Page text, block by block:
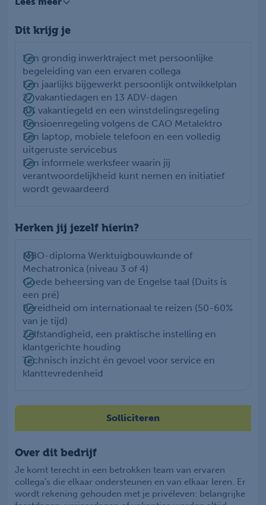
klant, je stemt werkzaamheden af, instrueert operators
aan. Ook analyseer je technische problemen en geef je
60%) is voor jou geen bezwaar — je ziet dit juist als kans
om jezelf te ontwikkelen en diverse culturen te leren
kennen.
Je werkt vanuit de uitvalsbasis in Heerde, maar bent
vooral internationaal actief. Je wordt onderdeel van een
team waarin samenwerking, kennisdeling en
vakmanschap centraal staan.
Dit krijg je
Een grondig inwerktraject met persoonlijke
begeleiding van een ervaren collega
Een jaarlijks bijgewerkt persoonlijk ontwikkelplan
27 vakantiedagen en 13 ADV-dagen
8% vakantiegeld en een winstdelingsregeling
Pensioenregeling volgens de CAO Metalektro
Een laptop, mobiele telefoon en een volledig
uitgeruste servicebus
Een informele werksfeer waarin jij
verantwoordelijkheid kunt nemen en initiatief
wordt gewaardeerd
Herken jij jezelf hierin?
MBO-diploma Werktuigbouwkunde of
Mechatronica (niveau 3 of 4)
Goede beheersing van de Engelse taal (Duits is
een pré)
Bereidheid om internationaal te reizen (50-60%
van je tijd)
Zelfstandigheid, een praktische instelling en
klantgerichte houding
Technisch inzicht én gevoel voor service en
klanttevredenheid
Solliciteren
Over dit bedrijf
Je komt terecht in een betrokken team van ervaren
collega’s die elkaar ondersteunen en van elkaar leren. Er
wordt rekening gehouden met je privéleven: belangrijke